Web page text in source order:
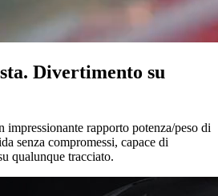
Divertimento su
impressionante rapporto potenza/peso di
senza compromessi, capace di
qualunque tracciato.